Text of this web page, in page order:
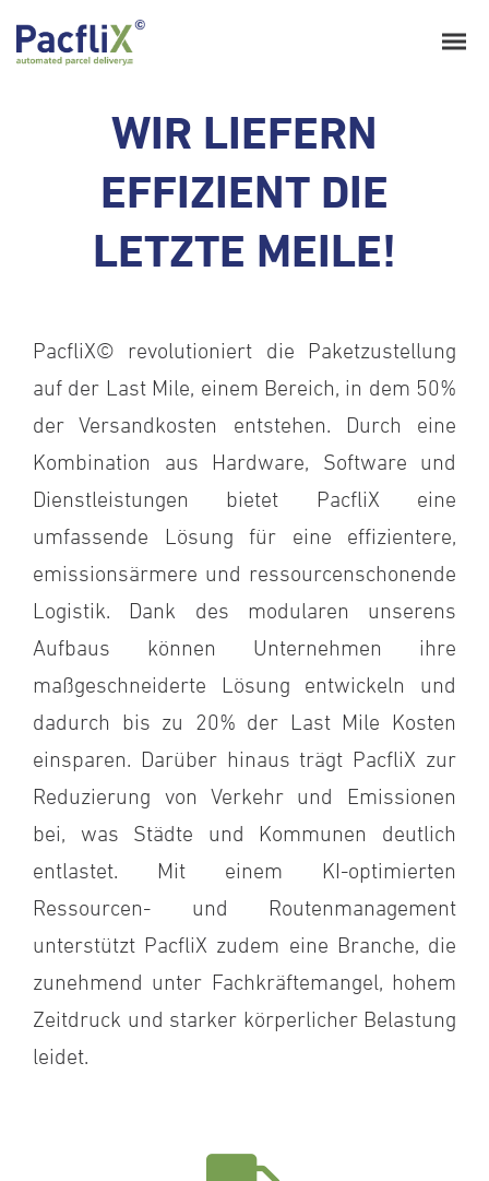
WIR LIEFERN
EFFIZIENT DIE
LETZTE MEILE!
PacfliX© revolutioniert die Paketzustellung
auf der Last Mile, einem Bereich, in dem 50%
der Versandkosten entstehen. Durch eine
Kombination aus Hardware, Software und
Dienstleistungen bietet PacfliX eine
umfassende Lösung für eine effizientere,
emissionsärmere und ressourcenschonende
Logistik. Dank des modularen unserens
Aufbaus können Unternehmen ihre
maßgeschneiderte Lösung entwickeln und
dadurch bis zu 20% der Last Mile Kosten
einsparen. Darüber hinaus trägt PacfliX zur
Reduzierung von Verkehr und Emissionen
bei, was Städte und Kommunen deutlich
entlastet. Mit einem KI-optimierten
Ressourcen- und Routenmanagement
unterstützt PacfliX zudem eine Branche, die
zunehmend unter Fachkräftemangel, hohem
Zeitdruck und starker körperlicher Belastung
leidet.